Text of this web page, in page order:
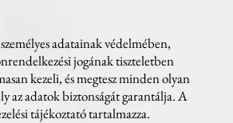
adatainak védelmében,
jogának tiszteletben
kezeli, és megtesz minden olyan
az adatok biztonságát garantálja. A
tájékoztató tartalmazza.